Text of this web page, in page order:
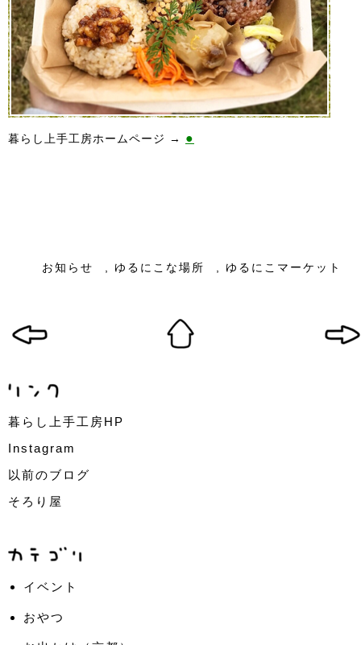
暮らし上手工房ホームページ → ●
お知らせ , ゆるにこな場所 , ゆるにこマーケット
暮らし上手工房HP
Instagram
以前のブログ
そろり屋
イベント
おやつ